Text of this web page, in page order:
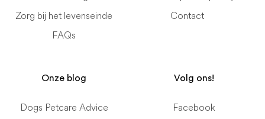
Zorg bij het levenseinde
FAQs
Contact
Onze blog
Dogs Petcare Advice
Volg ons!
Facebook